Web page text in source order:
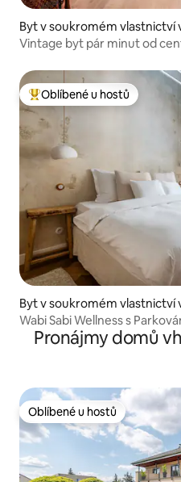
Byt v soukromém vlastnictví
Vintage byt pár minut od
Nejlepší v kategorii Oblíbené
Oblíbené u hostů
Byt v soukromém vlastnictví
1
Wabi Sabi Wellness s
Pronájmy domů
Oblíbené u hostů
Oblíbené u hostů